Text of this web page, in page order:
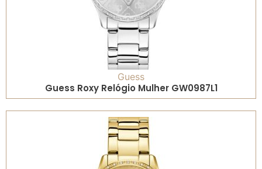
Guess
Guess Roxy Relógio Mulher GW0987L1